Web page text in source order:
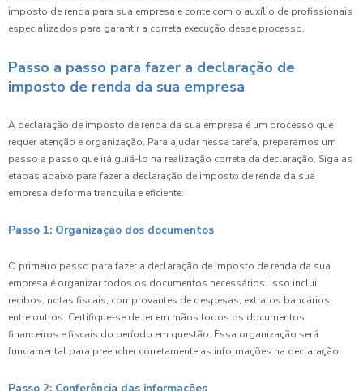
imposto de renda para sua empresa e conte com o auxílio de profissionais
especializados para garantir a correta execução desse processo.
Passo a passo para fazer a declaração de
imposto de renda da sua empresa
A declaração de imposto de renda da sua empresa é um processo que
requer atenção e organização. Para ajudar nessa tarefa, preparamos um
passo a passo que irá guiá-lo na realização correta da declaração. Siga as
etapas abaixo para fazer a declaração de imposto de renda da sua
empresa de forma tranquila e eficiente:
Passo 1: Organização dos documentos
O primeiro passo para fazer a declaração de imposto de renda da sua
empresa é organizar todos os documentos necessários. Isso inclui
recibos, notas fiscais, comprovantes de despesas, extratos bancários,
entre outros. Certifique-se de ter em mãos todos os documentos
financeiros e fiscais do período em questão. Essa organização será
fundamental para preencher corretamente as informações na declaração.
Passo 2: Conferência das informações